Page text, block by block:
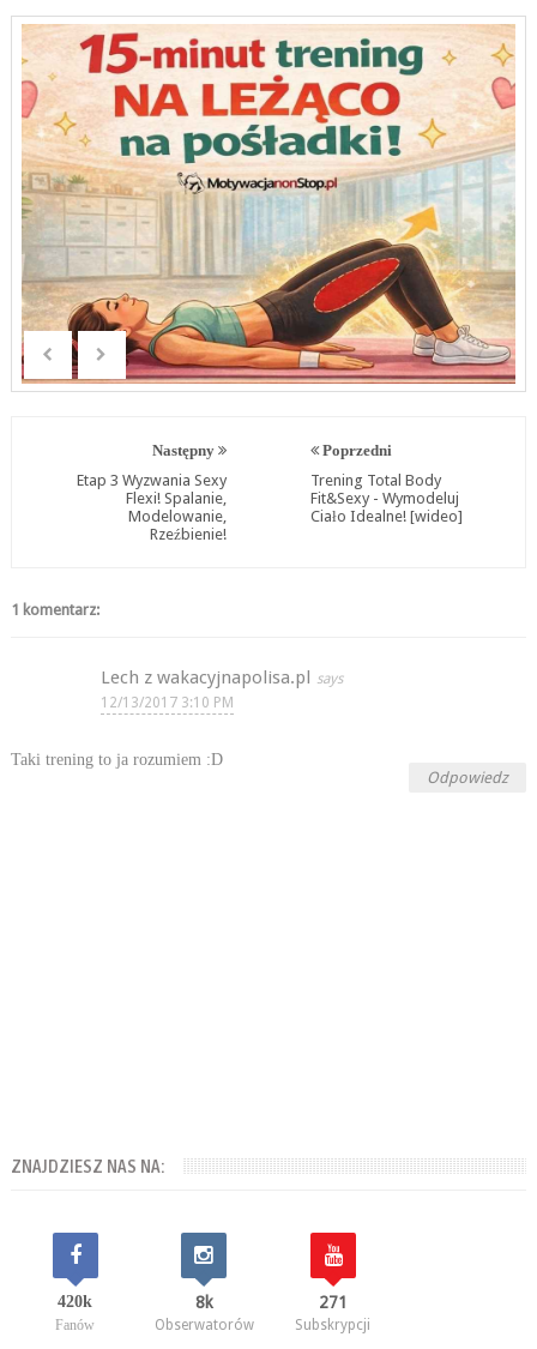
Następny
Etap 3 Wyzwania Sexy
Flexi! Spalanie,
Modelowanie,
Rzeźbienie!
Poprzedni
Trening Total Body
Fit&Sexy - Wymodeluj
Ciało Idealne! [wideo]
1 komentarz:
Lech z wakacyjnapolisa.pl
12/13/2017 3:10 PM
Taki trening to ja rozumiem :D
Odpowiedz
ZNAJDZIESZ NAS NA:
420k
Fanów
8k
Obserwatorów
271
Subskrypcji